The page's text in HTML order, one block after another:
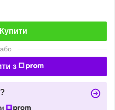
Купити
або
з